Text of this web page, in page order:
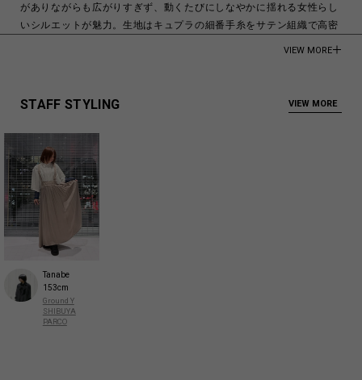
がありながらも広がりすぎず、動くたびにしなやかに揺れる女性らし
いシルエットが魅力。生地はキュプラの細番手糸をサテン組織で高密
度に織り上げることで、しなやかさと上品な光沢感を表現。フィブリ
モデル身長:173cm
CUPRO 100%
Made in Vietnam
商品についてよくあるお問い合わせはこちら
VIEW MORE
STAFF STYLING VIEW MORE
Tanabe
153cm
Ground Y
SHIBUYA
PARCO